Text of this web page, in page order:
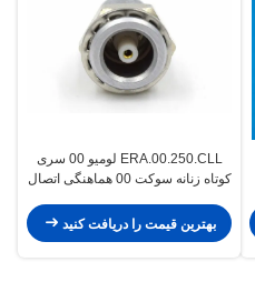
ERA.00.250.CLL لومیو 00 سری
کوتاه زنانه سوکت 00 هماهنگی اتصال
بهترین قیمت را دریافت کنید